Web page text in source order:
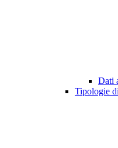
Dati
Tipologie